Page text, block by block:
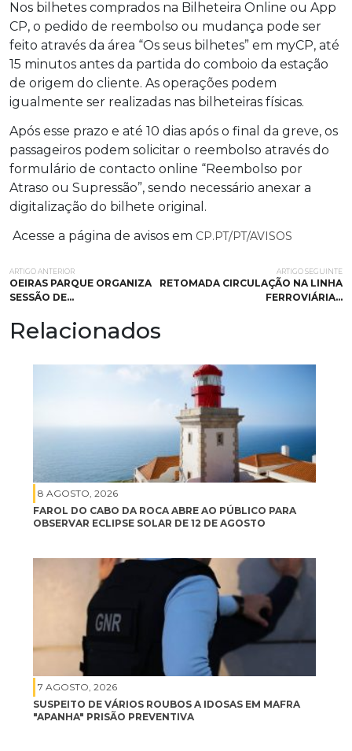
Nos bilhetes comprados na Bilheteira Online ou App
CP, o pedido de reembolso ou mudança pode ser
feito através da área “Os seus bilhetes” em myCP, até
15 minutos antes da partida do comboio da estação
de origem do cliente. As operações podem
igualmente ser realizadas nas bilheteiras físicas.
Após esse prazo e até 10 dias após o final da greve, os
passageiros podem solicitar o reembolso através do
formulário de contacto online “Reembolso por
Atraso ou Supressão”, sendo necessário anexar a
digitalização do bilhete original.
Acesse a página de avisos em CP.PT/PT/AVISOS
ARTIGO ANTERIOR
OEIRAS PARQUE ORGANIZA
SESSÃO DE…
ARTIGO SEGUINTE
RETOMADA CIRCULAÇÃO NA LINHA
FERROVIÁRIA…
Relacionados
8 AGOSTO, 2026
FAROL DO CABO DA ROCA ABRE AO PÚBLICO PARA
OBSERVAR ECLIPSE SOLAR DE 12 DE AGOSTO
7 AGOSTO, 2026
SUSPEITO DE VÁRIOS ROUBOS A IDOSAS EM MAFRA
"APANHA" PRISÃO PREVENTIVA